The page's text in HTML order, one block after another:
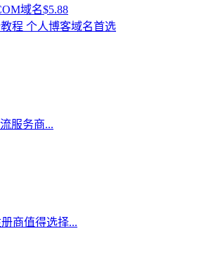
域名$5.88
程 个人博客域名首选
服务商...
商值得选择...